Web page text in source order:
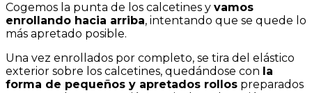
Cogemos la punta de los calcetines y vamos
enrollando hacia arriba, intentando que se quede lo
más apretado posible.
Una vez enrollados por completo, se tira del elástico
exterior sobre los calcetines, quedándose con la
forma de pequeños y apretados rollos preparados